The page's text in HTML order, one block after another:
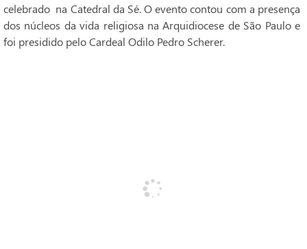
celebrado na Catedral da Sé. O evento contou com a presença
dos núcleos da vida religiosa na Arquidiocese de São Paulo e
foi presidido pelo Cardeal Odilo Pedro Scherer.